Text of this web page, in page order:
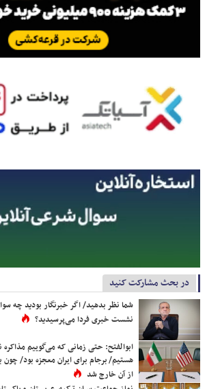
در بحث مشارکت کنید
شما نظر بدهید/ اگر خبرنگار بودید چه
نشست خبری فردا می‌پرسیدید؟
ابوالفتح: حتی زمانی که می‌گوییم مذاکره
هستیم/ برجام برای ایران معجزه بود/ چون
از آن خارج شد